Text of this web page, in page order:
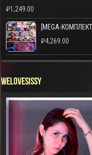
₽1,249.00
[MEGA-
₽4,269.00
WELOVESISSY